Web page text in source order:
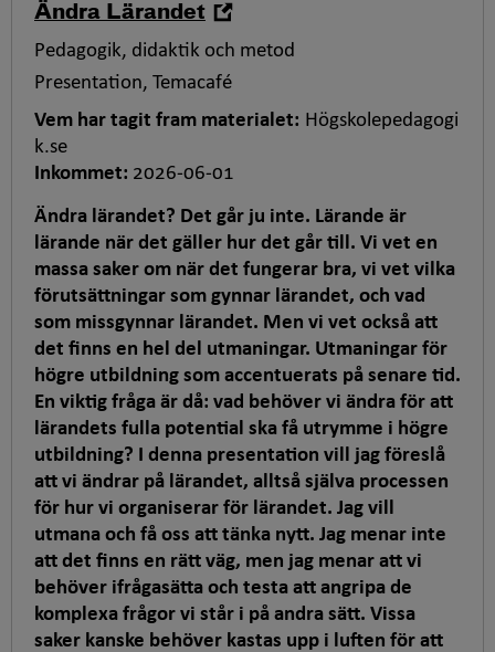
v
n
i
g
t
i
p
s
e
t
,
Ändra Lärandet
i
flik
Taggar
för
Pedagogik, didaktik och metod
Presentation Temacafé
Vem har tagit fram materialet: Högskolepedagogi
k.se
Inkommet: 2026-06-01
K
o
r
t
a
r
e
b
e
s
k
r
i
v
n
i
n
Ändra lärandet? Det går ju inte. Lärande är
lärande när det gäller hur det går till. Vi vet en
massa saker om när det fungerar bra, vi vet vilka
förutsättningar som gynnar lärandet, och vad
som missgynnar lärandet. Men vi vet också att
det finns en hel del utmaningar. Utmaningar för
högre utbildning som accentuerats på senare tid.
En viktig fråga är då: vad behöver vi ändra för att
lärandets fulla potential ska få utrymme i högre
utbildning? I denna presentation vill jag föreslå
att vi ändrar på lärandet, alltså själva processen
för hur vi organiserar för lärandet. Jag vill
utmana och få oss att tänka nytt. Jag menar inte
att det finns en rätt väg, men jag menar att vi
behöver ifrågasätta och testa att angripa de
komplexa frågor vi står i på andra sätt. Vissa
saker kanske behöver kastas upp i luften för att